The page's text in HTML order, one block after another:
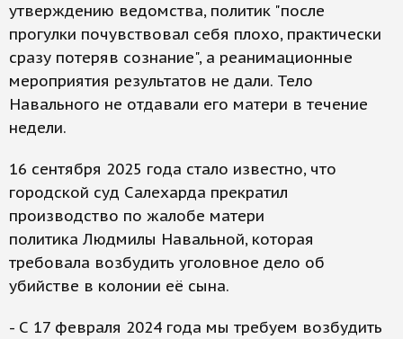
утверждению ведомства, политик "после
прогулки почувствовал себя плохо, практически
сразу потеряв сознание", а реанимационные
мероприятия результатов не дали. Тело
Навального не отдавали его матери в течение
недели.
16 сентября 2025 года стало известно, что
городской суд Салехарда прекратил
производство по жалобе матери
политика Людмилы Навальной, которая
требовала возбудить уголовное дело об
убийстве в колонии её сына.
- С 17 февраля 2024 года мы требуем возбудить